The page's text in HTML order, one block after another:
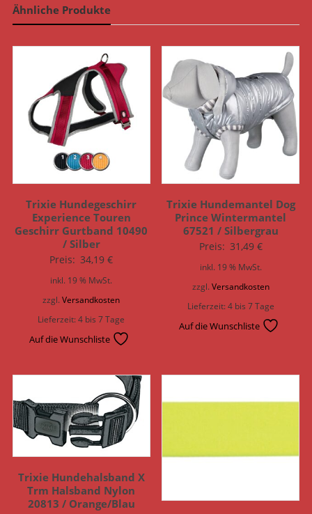
Ähnliche Produkte
Trixie Hundegeschirr
Experience Touren
Geschirr Gurtband 10490
/ Silber
Preis: 34,19€
inkl. 19 % MwSt.
zzgl.Versandkosten
Lieferzeit:4 bis 7 Tage
Auf die Wunschliste
Trixie Hundemantel Dog
Prince Wintermantel
67521 / Silbergrau
Preis: 31,49 €
inkl. 19 % MwSt.
zzgl. Versandkosten
Lieferzeit:4 bis 7 Tage
Auf die Wunschliste
Trixie Hundehalsband X
Trm Halsband Nylon
20813 / Orange/Blau